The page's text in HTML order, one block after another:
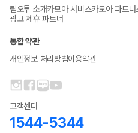
팀오투 소개카모아 서비스카모아 파트너
광고 제휴 파트너
통합 약관
개인정보 처리방침이용약관
고객센터
1544-5344